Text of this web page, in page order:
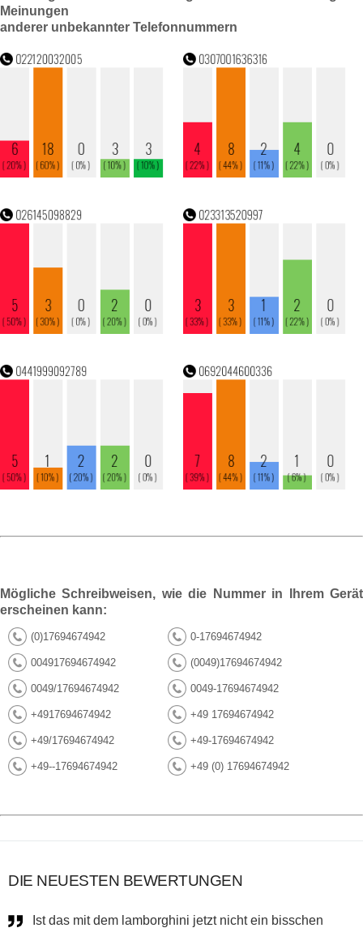
Meinungen
anderer unbekannter Telefonnummern
Mögliche Schreibweisen, wie die Nummer in Ihrem Gerät
erscheinen kann:
(0)17694674942 0-17694674942
004917694674942 (0049)17694674942
0049/17694674942 0049-17694674942
+4917694674942 +49 17694674942
+49/17694674942 +49-17694674942
+49--17694674942 +49 (0) 17694674942
DIE NEUESTEN BEWERTUNGEN